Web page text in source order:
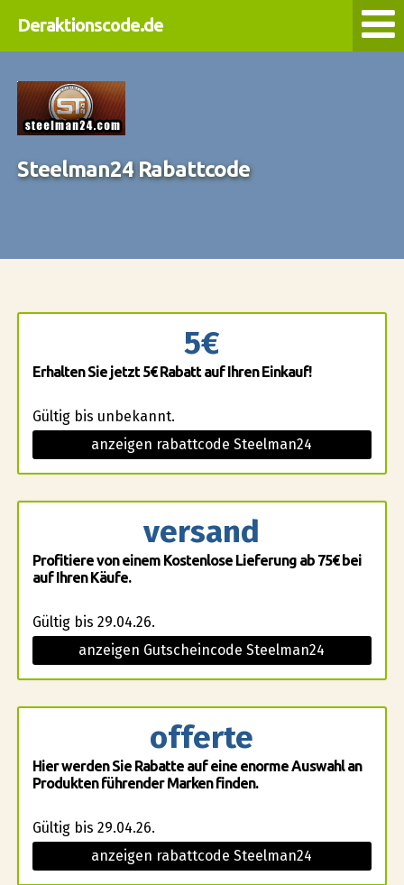
Deraktionscode.de
Steelman24 Rabattcode
5€
Erhalten Sie jetzt 5€ Rabatt auf Ihren Einkauf!
Gültig bis unbekannt.
anzeigen rabattcode Steelman24
versand
Profitiere von einem Kostenlose Lieferung ab 75€ bei
auf Ihren Käufe.
Gültig bis 29.04.26.
anzeigen Gutscheincode Steelman24
offerte
Hier werden Sie Rabatte auf eine enorme Auswahl an
Produkten führender Marken finden.
Gültig bis 29.04.26.
anzeigen rabattcode Steelman24